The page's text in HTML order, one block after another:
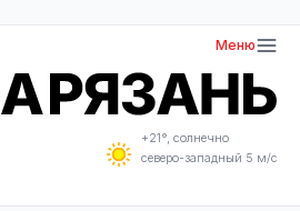
Меню
+21°, солнечно
северо-западный 5 м/с